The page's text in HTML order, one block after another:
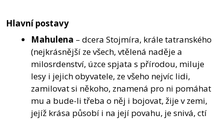
Hlavní postavy
Mahulena – dcera Stojmíra, krále tatranského
(nejkrásnější ze všech, vtělená naděje a
milosrdenství, úzce spjata s přírodou, miluje
lesy i jejich obyvatele, ze všeho nejvíc lidi,
zamilovat si někoho, znamená pro ni pomáhat
mu a bude-li třeba o něj i bojovat, žije v zemi,
jejíž krása působí i na její povahu, je snivá, ctí